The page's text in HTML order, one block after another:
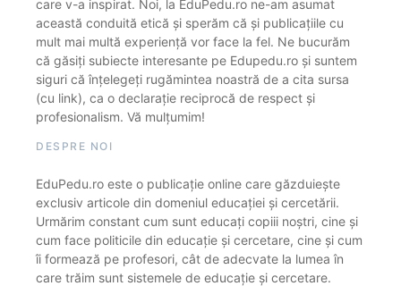
care v-a inspirat. Noi, la EduPedu.ro ne-am asumat
această conduită etică și sperăm că și publicațiile cu
mult mai multă experiență vor face la fel. Ne bucurăm
că găsiți subiecte interesante pe Edupedu.ro și suntem
siguri că înțelegeți rugămintea noastră de a cita sursa
(cu link), ca o declarație reciprocă de respect și
profesionalism. Vă mulțumim!
DESPRE NOI
EduPedu.ro este o publicație online care găzduiește
exclusiv articole din domeniul educației și cercetării.
Urmărim constant cum sunt educați copiii noștri, cine și
cum face politicile din educație și cercetare, cine și cum
îi formează pe profesori, cât de adecvate la lumea în
care trăim sunt sistemele de educație și cercetare.